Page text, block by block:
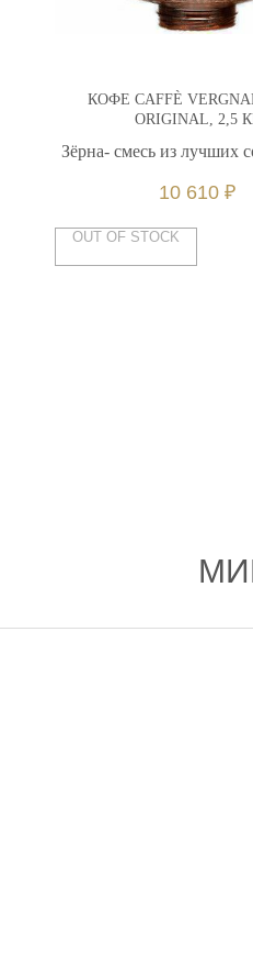
КОФЕ CAFFÈ
ORIGINAL, 2,5
Зёрна- смесь из лучших
10 610 ₽
OUT OF STOCK